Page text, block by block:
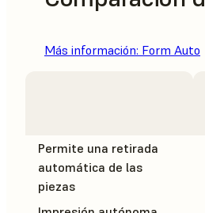
Más información: Form Auto
Permite una retirada
automática de las
piezas